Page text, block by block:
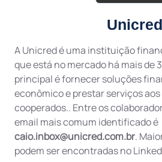
Unicred
A Unicred é uma instituição
que está no mercado há mais de
principal é fornecer soluções
econômico e prestar serviços
cooperados.. Entre os
email mais comum identificado é
caio.inbox@unicred.com.br.
podem ser encontradas no